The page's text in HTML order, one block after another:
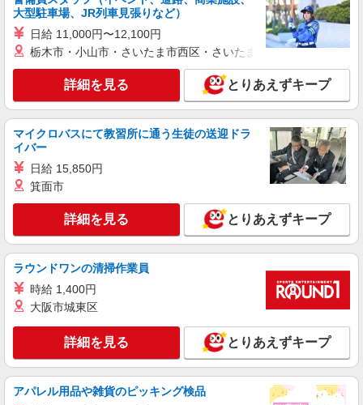
支援特別手当、日祝手当（月平均2回分）、夜勤手
当（月平均5回分）等、毎月平均的に支払われる手
当を含みます。 ※居住支援特別手当は勤続5年目
までの方はさらに1万円支給（再入社は除く） ◎
賞与：基本給2.08ヶ月分/年支給 ◎残業時は別途時
間外手当支給（超過1分〜）
東京都世田谷区船橋6-23-18
キープ 詳細を見る
SOMPOケア ラヴィーレ世田谷船橋/5012aa1
介護スタッフ
【介護福祉士】 月給：342,300円 年収例：454
当、（東京都）居住支援特別手当、働きがい向上
手当、働きがい向上手当、特別夜勤手当、日祝手
等、毎月平均的に支払われる手当を含みます。 ※
居住支援特別手当は勤続5年目までの方はさらに1
万円支給（再入社は除く） ◎賞与：基本給2.08ヶ
月分/年支給 ◎残業時は別途時間外手当支給（超過
1分〜）
キープ 詳細を見る
SOMPOケア 用賀 訪問介護/2160ca1
介護スタッフ
【介護福祉士】 月給：289,300円 年収例：390
当、（東京都）居住支援特別手当、働きがい向上
手当、日祝手当（月平均2回分）等、毎月平均的に
支払われる手当を含みます。 ※居住支援特別手当
は勤続5年目までの方はさらに1万円支給（再入社
は除く） ◎賞与：基本給2.08ヶ月分/年支給 ◎残
業時は別途時間外手当支給（超過1分〜）
東京都世田谷区用賀3丁目6番3号 【ラヴィー
レレジデンス用賀】建物内
詳細を見る
大型駐車場、JR列車見張りなど）
日給 11,000円〜12,100円
栃木市・小山市・さいたま市西区・さいたま市岩槻区・久喜市・
詳細を見る とりあえずキープ
マイクロバスにて教習所に通う生徒の送迎ドラ
イバー
日給 15,850円
箕面市
詳細を見る とりあえずキープ
ラウンドワンの清掃作業員
時給 1,400円
大阪市城東区
詳細を見る とりあえずキープ
アパレル用品や雑貨のピッキング検品